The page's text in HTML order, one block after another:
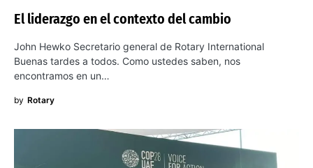
El liderazgo en el contexto del cambio
John Hewko Secretario general de Rotary International
Buenas tardes a todos. Como ustedes saben, nos
encontramos en un…
by Rotary